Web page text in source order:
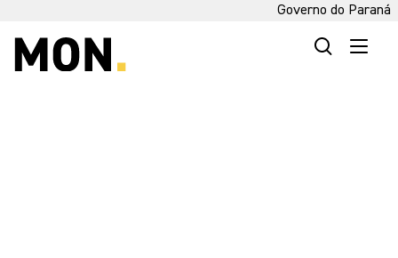
Governo do Paraná